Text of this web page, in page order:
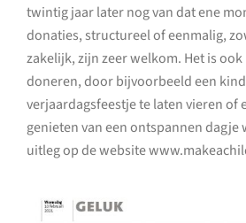
twintig jaar later nog van dat ene
donaties, structureel of eenmalig,
zakelijk, zijn zeer welkom. Het is
doneren, door bijvoorbeeld een
verjaardagsfeestje te laten vieren of
genieten van een ontspannen dagje
uitleg op de website